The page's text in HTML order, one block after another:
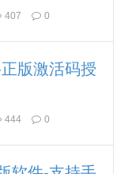
407 0
版激活码授
444 0